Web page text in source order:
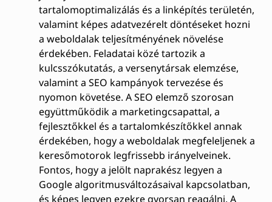
tartalomoptimalizálás és a linképítés területén,
valamint képes adatvezérelt döntéseket hozni
a weboldalak teljesítményének növelése
érdekében. Feladatai közé tartozik a
kulcsszókutatás, a versenytársak elemzése,
valamint a SEO kampányok tervezése és
nyomon követése. A SEO elemző szorosan
együttműködik a marketingcsapattal, a
fejlesztőkkel és a tartalomkészítőkkel annak
érdekében, hogy a weboldalak megfeleljenek a
keresőmotorok legfrissebb irányelveinek.
Fontos, hogy a jelölt naprakész legyen a
Google algoritmusváltozásaival kapcsolatban,
és képes legyen ezekre gyorsan reagálni. A